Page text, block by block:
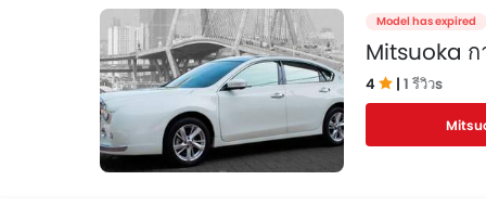
Model has expired
Mitsuoka ก
4 | 1 รีวิวs